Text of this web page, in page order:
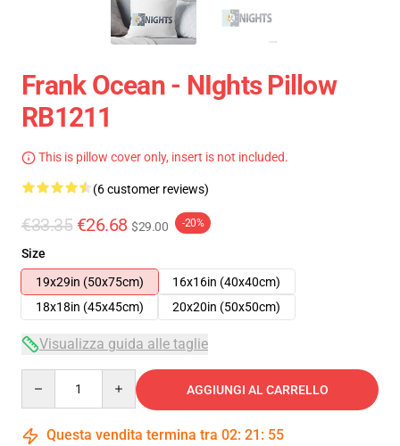
Frank Ocean - NIghts Pillow
RB1211
This is pillow cover only, insert is not included.
(6 customer reviews)
€33.35 €26.68 $29.00 -20%
Size
19x29in (50x75cm)
16x16in (40x40cm)
18x18in (45x45cm)
20x20in (50x50cm)
Visualizza guida alle taglie
AGGIUNGI AL CARRELLO
Questa vendita termina tra 02: 21 : 54